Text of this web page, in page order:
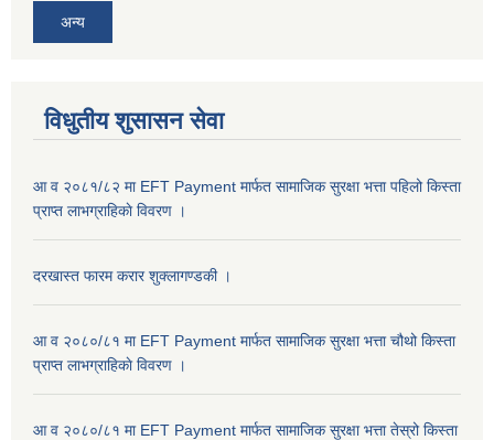
अन्य
विधुतीय शुसासन सेवा
आ व २०८१/८२ मा EFT Payment मार्फत सामाजिक सुरक्षा भत्ता पहिलो किस्ता
प्राप्त लाभग्राहिकाे विवरण ।
दरखास्त फारम करार शुक्लागण्डकी ।
आ व २०८०/८१ मा EFT Payment मार्फत सामाजिक सुरक्षा भत्ता चौथो किस्ता
प्राप्त लाभग्राहिकाे विवरण ।
आ व २०८०/८१ मा EFT Payment मार्फत सामाजिक सुरक्षा भत्ता तेस्रो किस्ता